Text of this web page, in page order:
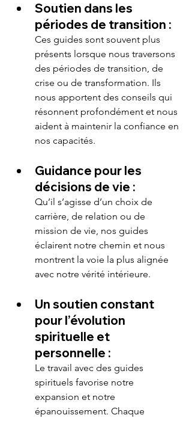
Soutien dans les
périodes de transition :
Ces guides sont souvent plus
présents lorsque nous traversons
des périodes de transition, de
crise ou de transformation. Ils
nous apportent des conseils qui
résonnent profondément et nous
aident à maintenir la confiance en
nos capacités.
Guidance pour les
décisions de vie :
Qu’il s’agisse d’un choix de
carrière, de relation ou de
mission de vie, nos guides
éclairent notre chemin et nous
montrent la voie la plus alignée
avec notre vérité intérieure.
Un soutien constant
pour l’évolution
spirituelle et
personnelle :
Le travail avec des guides
spirituels favorise notre
expansion et notre
épanouissement. Chaque